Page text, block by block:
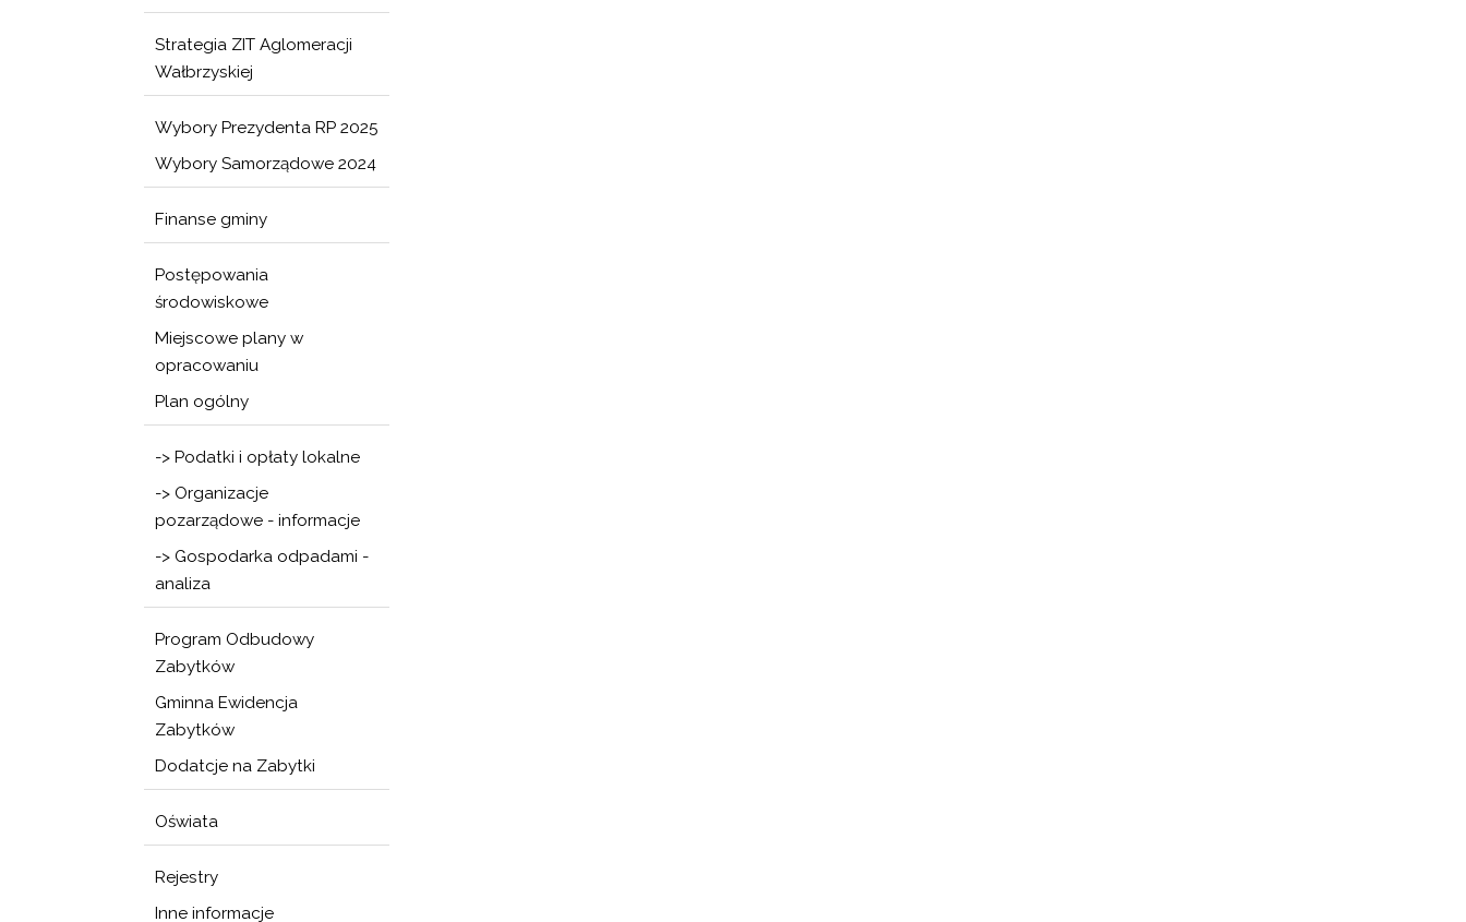
Strategia ZIT Aglomeracji
Wałbrzyskiej
Wybory Prezydenta RP 2025
Wybory Samorządowe 2024
Finanse gminy
Postępowania
środowiskowe
Miejscowe plany w
opracowaniu
Plan ogólny
-> Podatki i opłaty lokalne
-> Organizacje
pozarządowe - informacje
-> Gospodarka odpadami -
analiza
Program Odbudowy
Zabytków
Gminna Ewidencja
Zabytków
Dodatcje na Zabytki
Oświata
Rejestry
Inne informacje